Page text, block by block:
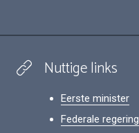
Nuttige links
Eerste minister
Federale regering